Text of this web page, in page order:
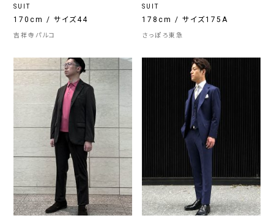
SUIT
170cm / サイズ44
吉祥寺パルコ
SUIT
178cm / サイズ175A
さっぽろ東急